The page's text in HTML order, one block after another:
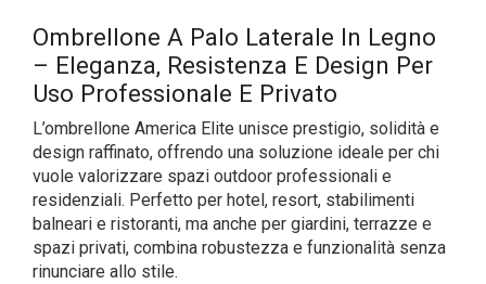
Ombrellone A Palo Laterale In Legno
– Eleganza, Resistenza E Design Per
Uso Professionale E Privato
L’ombrellone America Elite unisce prestigio, solidità e
design raffinato, offrendo una soluzione ideale per chi
vuole valorizzare spazi outdoor professionali e
residenziali. Perfetto per hotel, resort, stabilimenti
balneari e ristoranti, ma anche per giardini, terrazze e
spazi privati, combina robustezza e funzionalità senza
rinunciare allo stile.